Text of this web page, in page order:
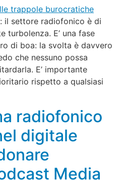
il settore radiofonico è di
turbolenza. E’ una fase
di boa: la svolta è davvero
che nessuno possa
E’ importante
rispetto a qualsiasi
radiofonico
digitale
Media